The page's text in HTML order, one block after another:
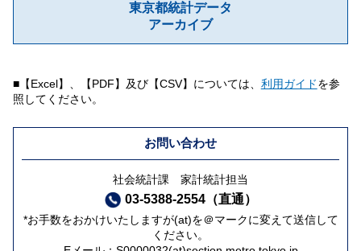
東京都統計データ
アーカイブ
■【Excel】、【PDF】及び【CSV】については、 利用ガイドを参
照してください。
お問い合わせ
社会統計課 家計統計担当
03-5388-2554（直通）
*お手数をおかけいたしますが(at)を＠マークに変えて送信して
ください。